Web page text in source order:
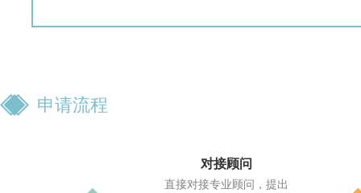
申请流程
对接顾问
直接对接专业顾问，提出